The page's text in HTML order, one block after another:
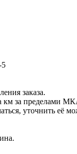
заказа.
км за пределами
уточнить её